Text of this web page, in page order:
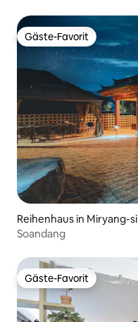
Ausflug mit Büchern
Gäste-Favorit
Gäste-Favorit
Reihenhaus in Miryang-si
Soandang
Gäste-Favorit
Gäste-Favorit